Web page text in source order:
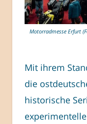
Motorradmesse Erfurt
Mit ihrem
die
historische